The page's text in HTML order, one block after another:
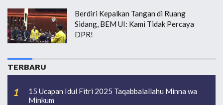
Berdiri Kepalkan Tangan di Ruang
Sidang, BEM UI: Kami Tidak Percaya
DPR!
TERBARU
15 Ucapan Idul Fitri 2025 Taqabbalallahu Minna wa
Minkum